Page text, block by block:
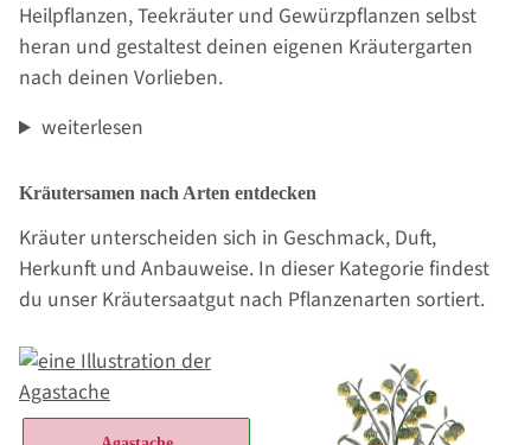
Heilpflanzen, Teekräuter und Gewürzpflanzen selbst
heran und gestaltest deinen eigenen Kräutergarten
nach deinen Vorlieben.
weiterlesen
Kräutersamen nach Arten entdecken
Kräuter unterscheiden sich in Geschmack, Duft,
Herkunft und Anbauweise. In dieser Kategorie findest
du unser Kräutersaatgut nach Pflanzenarten sortiert.